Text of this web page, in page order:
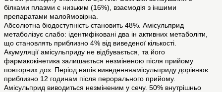
білками плазми є низьким (16%), взаємодія з іншими
препаратами малоймовірна.
Абсолютна біодоступність становить 48%. Амісульприд
метаболізує слабо: ідентифіковані два ін активних метаболіти,
що становлять приблизно 4% від виведеної кількості.
Акумуляції амісульприду не відбувається, та його
фармакокінетика залишається незміненою після прийому
повторних доз. Період напів виведенняамісульприду дорівнює
приблизно 12 годинам після перорального прийому.
Амісульприд виводиться незміненим у сечу. 50% внутрішньо